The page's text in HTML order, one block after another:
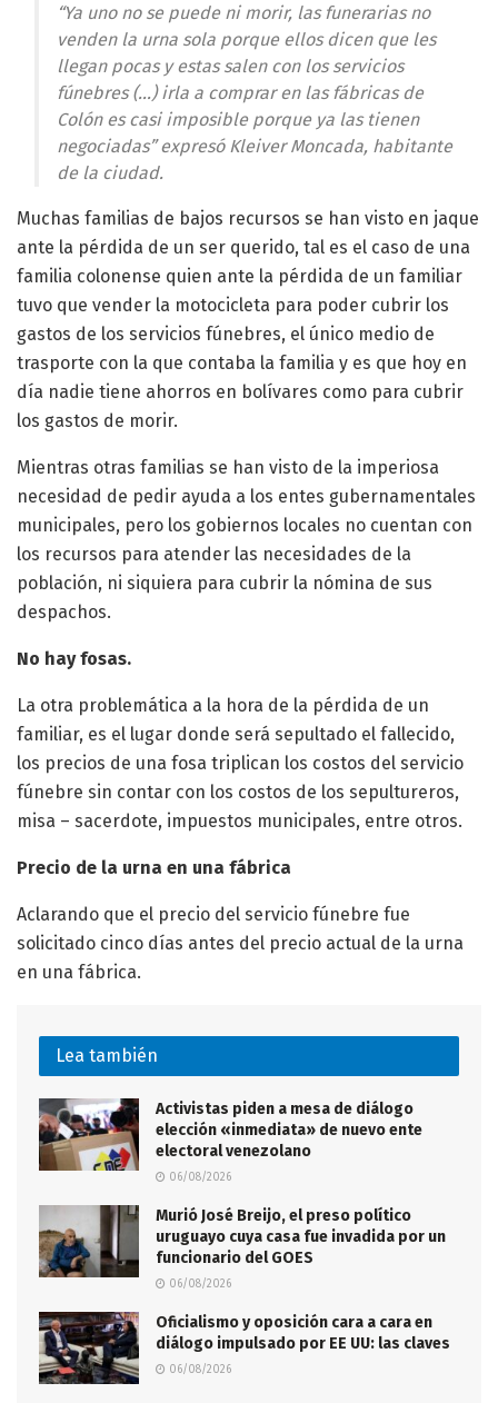
“Ya uno no se puede ni morir, las funerarias no
venden la urna sola porque ellos dicen que les
llegan pocas y estas salen con los servicios
fúnebres (…) irla a comprar en las fábricas de
Colón es casi imposible porque ya las tienen
negociadas” expresó Kleiver Moncada, habitante
de la ciudad.
Muchas familias de bajos recursos se han visto en jaque
ante la pérdida de un ser querido, tal es el caso de una
familia colonense quien ante la pérdida de un familiar
tuvo que vender la motocicleta para poder cubrir los
gastos de los servicios fúnebres, el único medio de
trasporte con la que contaba la familia y es que hoy en
día nadie tiene ahorros en bolívares como para cubrir
los gastos de morir.
Mientras otras familias se han visto de la imperiosa
necesidad de pedir ayuda a los entes gubernamentales
municipales, pero los gobiernos locales no cuentan con
los recursos para atender las necesidades de la
población, ni siquiera para cubrir la nómina de sus
despachos.
No hay fosas.
La otra problemática a la hora de la pérdida de un
familiar, es el lugar donde será sepultado el fallecido,
los precios de una fosa triplican los costos del servicio
fúnebre sin contar con los costos de los sepultureros,
misa – sacerdote, impuestos municipales, entre otros.
Precio de la urna en una fábrica
Aclarando que el precio del servicio fúnebre fue
solicitado cinco días antes del precio actual de la urna
en una fábrica.
Lea también
Activistas piden a mesa de diálogo
elección «inmediata» de nuevo ente
electoral venezolano
06/08/2026
Murió José Breijo, el preso político
uruguayo cuya casa fue invadida por un
funcionario del GOES
06/08/2026
Oficialismo y oposición cara a cara en
diálogo impulsado por EE UU: las claves
06/08/2026